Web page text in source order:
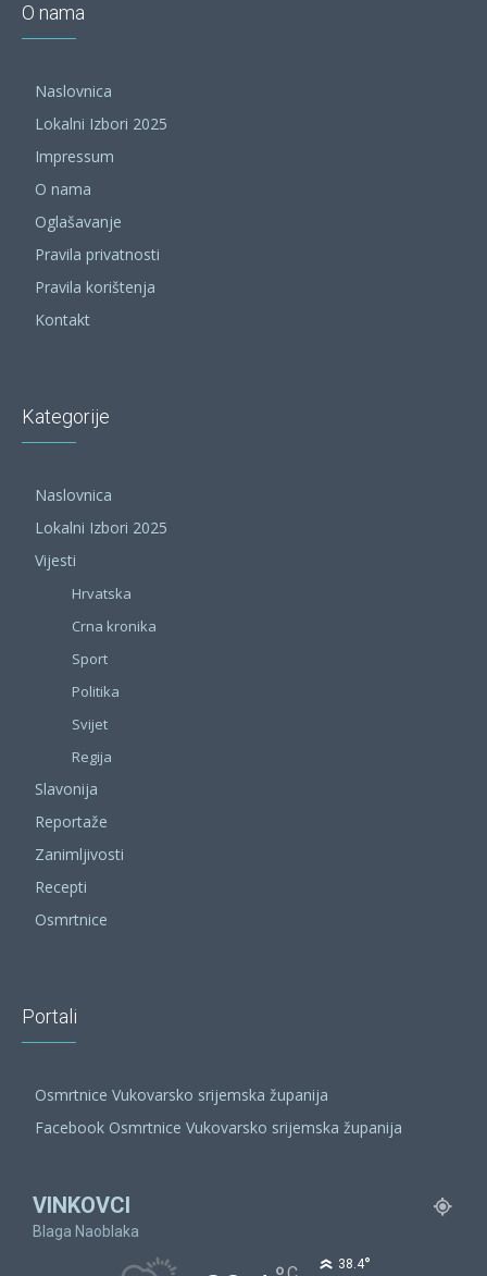
O nama
Naslovnica
Lokalni Izbori 2025
Impressum
O nama
Oglašavanje
Pravila privatnosti
Pravila korištenja
Kontakt
Kategorije
Naslovnica
Lokalni Izbori 2025
Vijesti
Hrvatska
Crna kronika
Sport
Politika
Svijet
Regija
Slavonija
Reportaže
Zanimljivosti
Recepti
Osmrtnice
Portali
Osmrtnice Vukovarsko srijemska županija
Facebook Osmrtnice Vukovarsko srijemska županija
VINKOVCI
Blaga Naoblaka
38.4°